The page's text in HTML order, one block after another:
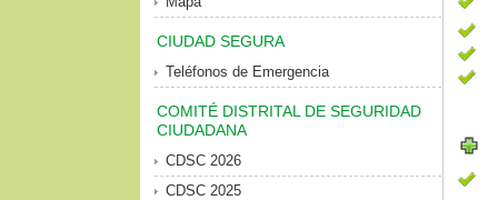
CIUDAD SEGURA
Teléfonos de Emergencia
COMITÉ DISTRITAL DE SEGURIDAD
CIUDADANA
CDSC 2026
CDSC 2025